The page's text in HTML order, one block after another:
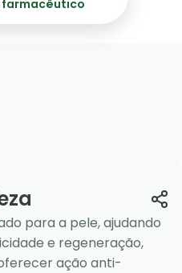
farmacêutico
para a pele, ajudando
e regeneração,
ação anti-